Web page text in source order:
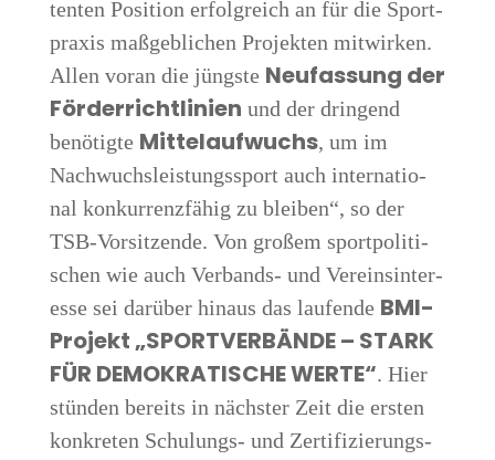
ten­ten Posi­ti­on erfolg­reich an für die Sport­
pra­xis maß­geb­li­chen Pro­jek­ten mit­wir­ken.
Allen vor­an die jüngs­te Neu­fas­sung der
För­der­richt­li­ni­en und der drin­gend
benö­tig­te Mit­tel­auf­wuchs, um im
Nach­wuchs­leis­tungs­sport auch inter­na­tio­
nal kon­kur­renz­fä­hig zu blei­ben“, so der
TSB-Vor­sit­zen­de. Von gro­ßem sport­po­li­ti­
schen wie auch Ver­bands- und Ver­eins­in­ter­
es­se sei dar­über hin­aus das lau­fen­de BMI-
Pro­jekt „SPORT­VER­BÄN­DE – STARK
FÜR DEMO­KRA­TI­SCHE WER­TE“. Hier
stün­den bereits in nächs­ter Zeit die ers­ten
kon­kre­ten Schu­lungs- und Zer­ti­fi­zie­rungs­